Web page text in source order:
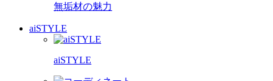
無垢材の魅力
aiSTYLE
aiSTYLE